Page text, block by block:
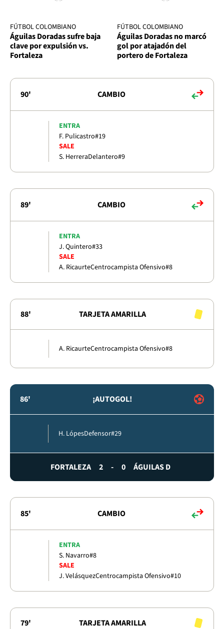
FÚTBOL COLOMBIANO
Águilas Doradas sufre baja
clave por expulsión vs.
Fortaleza
FÚTBOL COLOMBIANO
Águilas Doradas no marcó
gol por atajadón del
portero de Fortaleza
90' CAMBIO
ENTRA
F. Pulicastro#19
SALE
S. HerreraDelantero#9
89' CAMBIO
ENTRA
J. Quintero#33
SALE
A. RicaurteCentrocampista Ofensivo#8
88' TARJETA AMARILLA
A. RicaurteCentrocampista Ofensivo#8
86' ¡AUTOGOL!
H. LópesDefensor#29
FORTALEZA 2 - 0 ÁGUILAS D
85' CAMBIO
ENTRA
S. Navarro#8
SALE
J. VelásquezCentrocampista Ofensivo#10
79' TARJETA AMARILLA